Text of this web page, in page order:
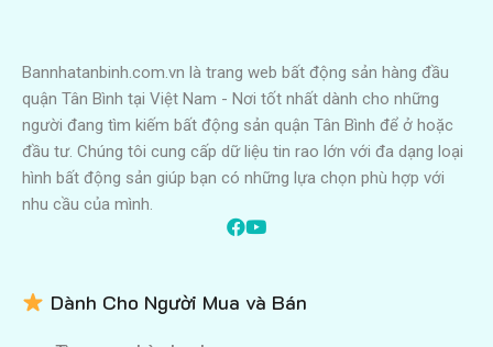
Bannhatanbinh.com.vn là trang web bất động sản hàng đầu
quận Tân Bình tại Việt Nam - Nơi tốt nhất dành cho những
người đang tìm kiếm bất động sản quận Tân Bình để ở hoặc
đầu tư. Chúng tôi cung cấp dữ liệu tin rao lớn với đa dạng loại
hình bất động sản giúp bạn có những lựa chọn phù hợp với
nhu cầu của mình.
Dành Cho Người Mua và Bán